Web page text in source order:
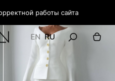
работы сайта
EN RU